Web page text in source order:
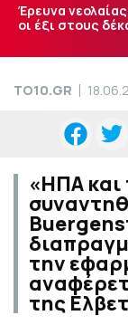
Έρευνα
οι έξι στους
TO10.GR
«ΗΠΑ και
την
της